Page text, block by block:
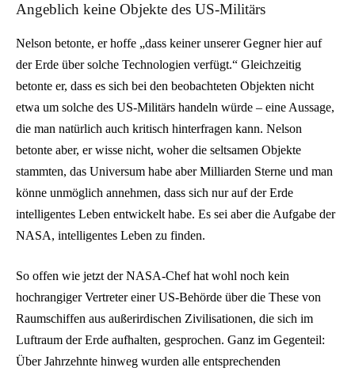
Angeblich keine Objekte des US-Militärs
Nelson betonte, er hoffe „dass keiner unserer Gegner hier auf
der Erde über solche Technologien verfügt.“ Gleichzeitig
betonte er, dass es sich bei den beobachteten Objekten nicht
etwa um solche des US-Militärs handeln würde – eine Aussage,
die man natürlich auch kritisch hinterfragen kann. Nelson
betonte aber, er wisse nicht, woher die seltsamen Objekte
stammten, das Universum habe aber Milliarden Sterne und man
könne unmöglich annehmen, dass sich nur auf der Erde
intelligentes Leben entwickelt habe. Es sei aber die Aufgabe der
NASA, intelligentes Leben zu finden.
So offen wie jetzt der NASA-Chef hat wohl noch kein
hochrangiger Vertreter einer US-Behörde über die These von
Raumschiffen aus außerirdischen Zivilisationen, die sich im
Luftraum der Erde aufhalten, gesprochen. Ganz im Gegenteil:
Über Jahrzehnte hinweg wurden alle entsprechenden